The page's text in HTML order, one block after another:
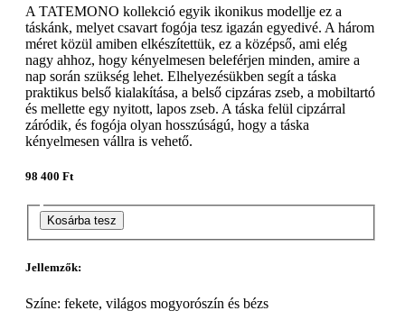
A TATEMONO kollekció egyik ikonikus modellje ez a
táskánk, melyet csavart fogója tesz igazán egyedivé. A három
méret közül amiben elkészítettük, ez a középső, ami elég
nagy ahhoz, hogy kényelmesen beleférjen minden, amire a
nap során szükség lehet. Elhelyezésükben segít a táska
praktikus belső kialakítása, a belső cipzáras zseb, a mobiltartó
és mellette egy nyitott, lapos zseb. A táska felül cipzárral
záródik, és fogója olyan hosszúságú, hogy a táska
kényelmesen vállra is vehető.
98 400 Ft
Kosárba tesz
Jellemzők:
Színe: fekete, világos mogyorószín és bézs